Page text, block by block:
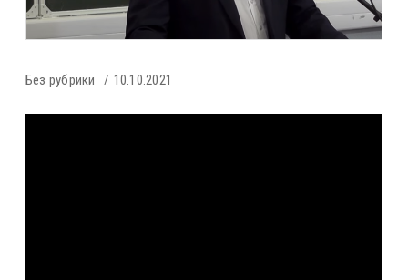
Без рубрики 10.10.2021